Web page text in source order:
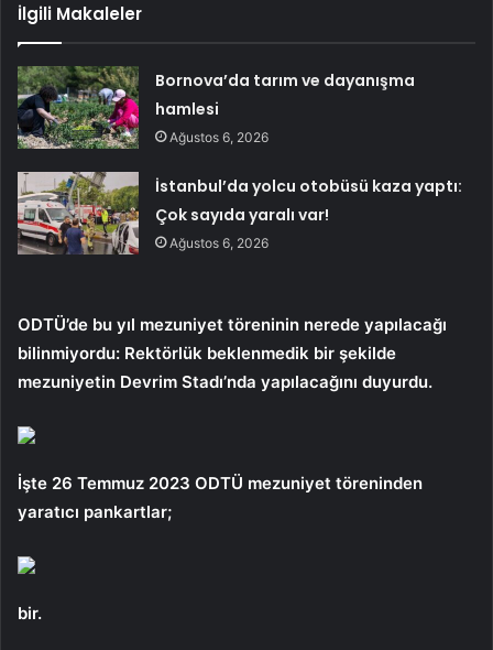
İlgili Makaleler
Bornova’da tarım ve dayanışma
hamlesi
Ağustos 6, 2026
İstanbul’da yolcu otobüsü kaza yaptı:
Çok sayıda yaralı var!
Ağustos 6, 2026
ODTÜ’de bu yıl mezuniyet töreninin nerede yapılacağı
bilinmiyordu: Rektörlük beklenmedik bir şekilde
mezuniyetin Devrim Stadı’nda yapılacağını duyurdu.
İşte 26 Temmuz 2023 ODTÜ mezuniyet töreninden
yaratıcı pankartlar;
bir.